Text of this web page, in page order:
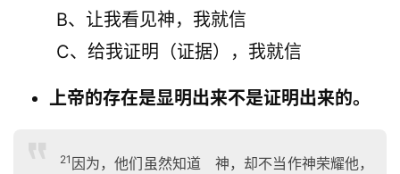
        B、让我看见神，我就信
        C、给我证明（证据），我就信
上帝的存在是显明出来不是证明出来的。
21 因为，他们虽然知道 神，却不当作神荣耀他，